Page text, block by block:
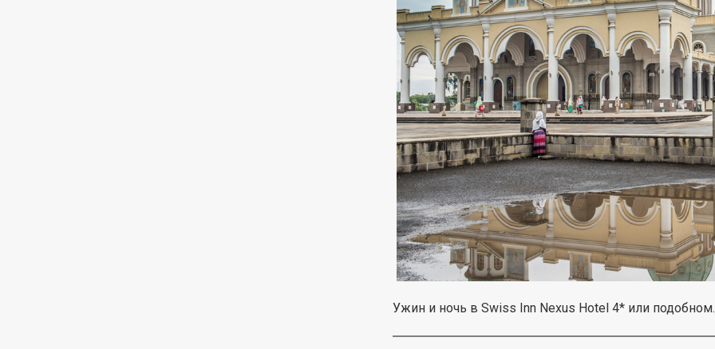
Ужин и ночь в Swiss Inn Nexus Hotel 4* или подобном.